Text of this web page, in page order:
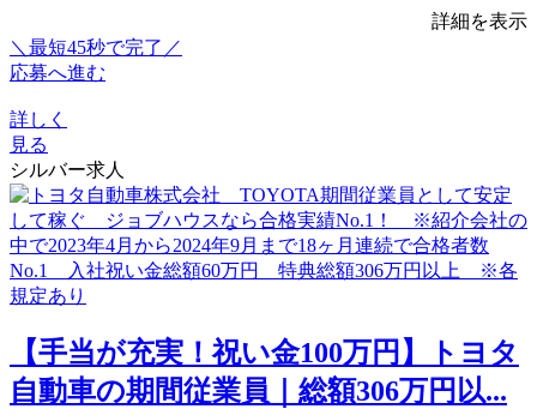
詳細を表示
＼最短45秒で完了／
応募へ進む
詳しく
見る
シルバー求人
【手当が充実！祝い金100万円】トヨタ
自動車の期間従業員｜総額306万円以...